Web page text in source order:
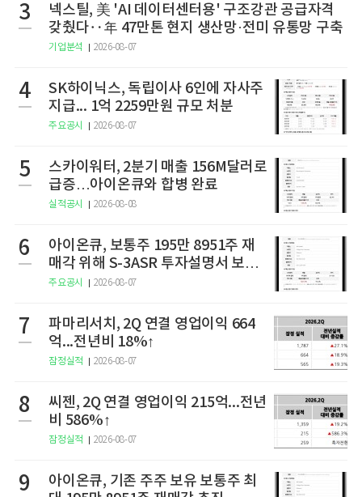
3
넥스틸, 美 'AI 데이터센터용' 구조강관 공급자격
갖췄다‥年 47만톤 현지 생산망·전미 유통망 구축
기업분석 2026-08-07
4
SK하이닉스, 독립이사 6인에 자사주
지급... 1억 2259만원 규모 처분
주요공시 2026-08-07
5
스카이워터, 2분기 매출 156M달러로
급증…아이온큐와 합병 완료
실적공시 2026-08-08
6
아이온큐, 보통주 195만 8951주 재
매각 위해 S-3ASR 투자설명서 보충
서 제출
주요공시 2026-08-07
7
파마리서치, 2Q 연결 영업이익 664
억...전년비 18%↑
잠정실적 2026-08-07
8
씨젠, 2Q 연결 영업이익 215억...전년
비 586%↑
잠정실적 2026-08-07
9
아이온큐, 기존 주주 보유 보통주 최